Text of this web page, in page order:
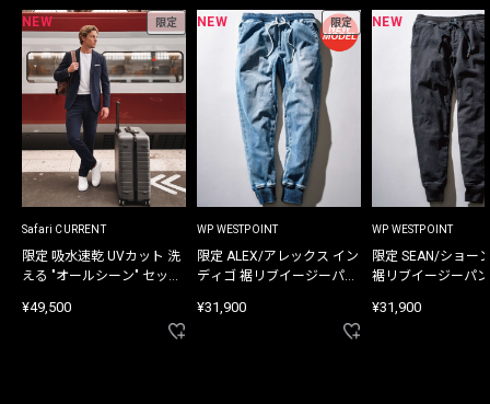
NEW 限定
Safari CURRENT
限定 吸水速乾 UVカット 洗
える "オールシーン" セット
¥49,500
NEW 限定
WP WESTPOINT
限定 ALEX/アレックス イン
ディゴ 裾リブイージーパン
¥31,900
NEW
WP WESTPOINT
限定 SEAN/ショー
裾リブイージーパ
¥31,900